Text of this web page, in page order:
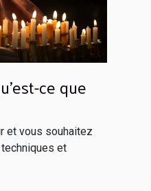
ce que
et vous souhaitez
et